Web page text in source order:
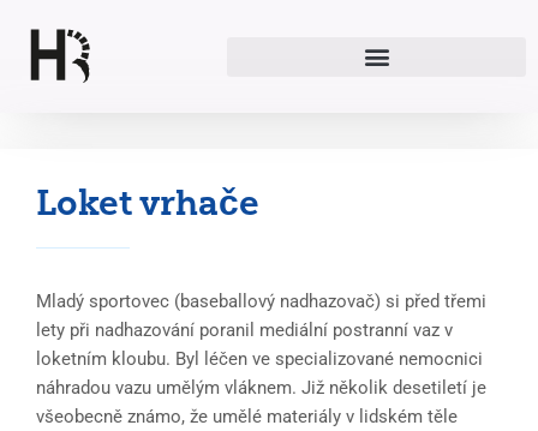
Přeskočit
Loket vrhače
Mladý sportovec (baseballový nadhazovač) si před třemi
lety při nadhazování poranil mediální postranní vaz v
loketním kloubu. Byl léčen ve specializované nemocnici
náhradou vazu umělým vláknem. Již několik desetiletí je
všeobecně známo, že umělé materiály v lidském těle